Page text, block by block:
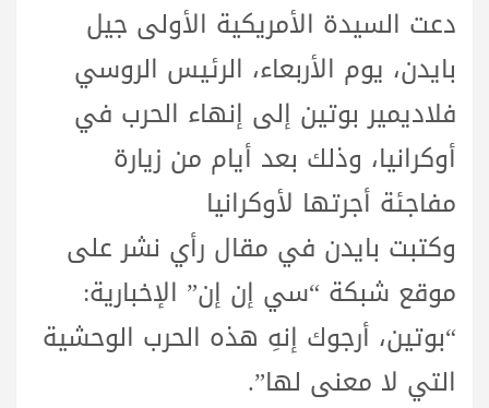
دعت السيدة الأمريكية الأولى جيل
بايدن، يوم الأربعاء، الرئيس الروسي
فلاديمير بوتين إلى إنهاء الحرب في
أوكرانيا، وذلك بعد أيام من زيارة
مفاجئة أجرتها لأوكرانيا
وكتبت بايدن في مقال رأي نشر على
موقع شبكة “سي إن إن” الإخبارية:
“بوتين، أرجوك إنهِ هذه الحرب الوحشية
التي لا معنى لها”.